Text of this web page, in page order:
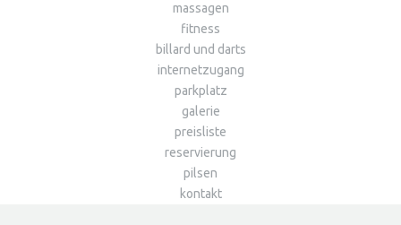
massagen
fitness
billard und darts
internetzugang
parkplatz
galerie
preisliste
reservierung
pilsen
kontakt